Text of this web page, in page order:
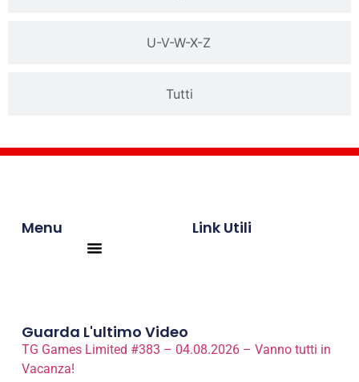
U-V-W-X-Z
Tutti
Menu Link Utili
Guarda L'ultimo Video
TG Games Limited #383 – 04.08.2026 – Vanno tutti in
Vacanza!